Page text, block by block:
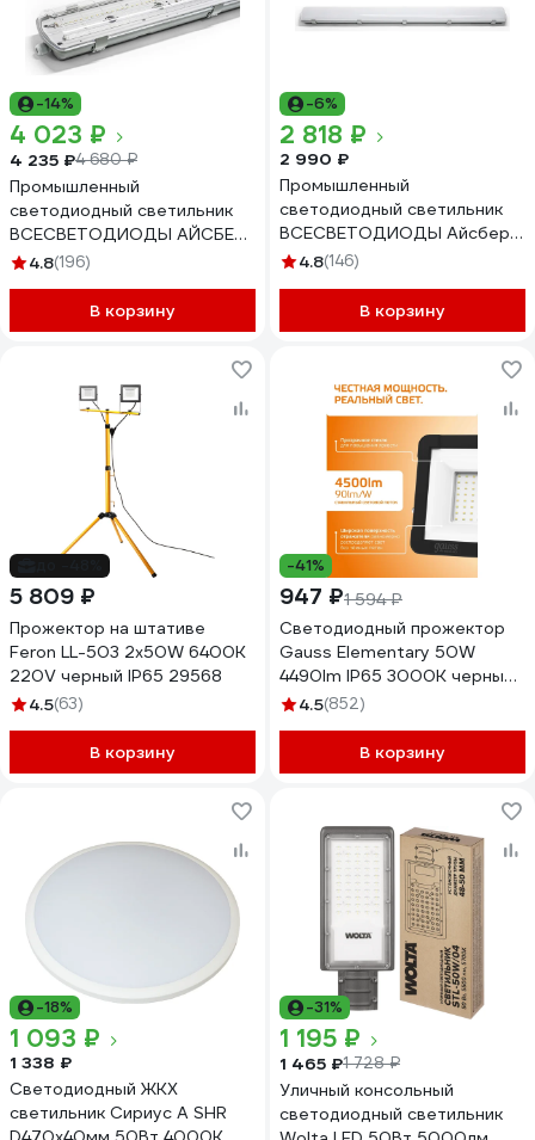
-14%
4 023 ₽
4 235 ₽4 680 ₽
Промышленный
светодиодный светильник
ВСЕСВЕТОДИОДЫ АЙСБЕРГ
76Вт, 10700Lm, IP65
4.8(196)
В корзину
-6%
2 818 ₽
2 990 ₽
Промышленный
светодиодный светильник
ВСЕСВЕТОДИОДЫ Айсберг
40W, 5000Lm, IP 65 vs101m-
4.8(146)
В корзину
5 809 ₽
Прожектор на штативе
Feron LL-503 2х50W 6400К
220V черный IP65 29568
4.5(63)
В корзину
-41%
947 ₽1 594 ₽
Светодиодный прожектор
Gauss Elementary 50W
4490lm IP65 3000К черный
613527150
4.5(852)
В корзину
-18%
1 093 ₽
1 338 ₽
Светодиодный ЖКХ
светильник Сириус А SHR
-31%
1 195 ₽
1 465 ₽1 728 ₽
Уличный консольный
светодиодный светильник